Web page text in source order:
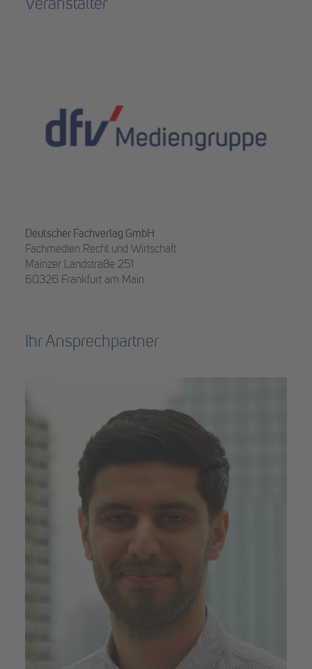
Veranstalter
Deutscher Fachverlag GmbH
Fachmedien Recht und Wirtschaft
Mainzer Landstraße 251
60326 Frankfurt am Main
Ihr Ansprechpartner